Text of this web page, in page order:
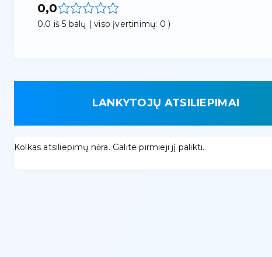
0,0
0,0 iš 5 balų ( viso įvertinimų: 0 )
LANKYTOJŲ ATSILIEPIMAI
Kolkas atsiliepimų nėra. Galite pirmieji jį palikti.